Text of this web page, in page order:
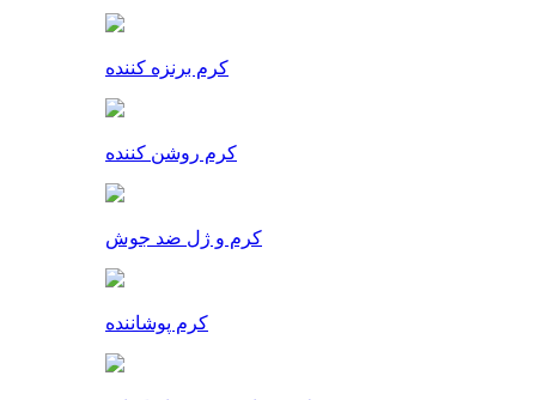
کرم برنزه کننده
کرم روشن کننده
کرم و ژل ضد جوش
کرم پوشاننده